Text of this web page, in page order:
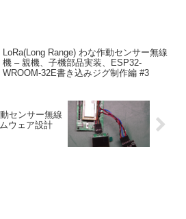
LoRa(Long Range) わな作動センサー無線
機 – 親機、子機部品実装、ESP32-
WROOM-32E書き込みジグ制作編 #3
センサー無線
ウェア設計